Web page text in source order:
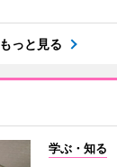
もっと見る
学ぶ・知る